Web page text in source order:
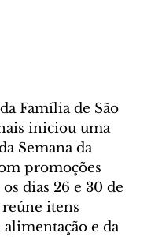
Família de São
iniciou uma
Semana da
promoções
dias 26 e 30 de
reúne itens
alimentação e da